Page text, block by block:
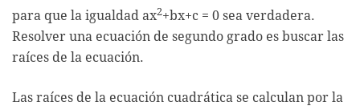
para que la igualdad ax2+bx+c = 0 sea verdadera.
Resolver una ecuación de segundo grado es buscar las
raíces de la ecuación.
Las raíces de la ecuación cuadrática se calculan por la